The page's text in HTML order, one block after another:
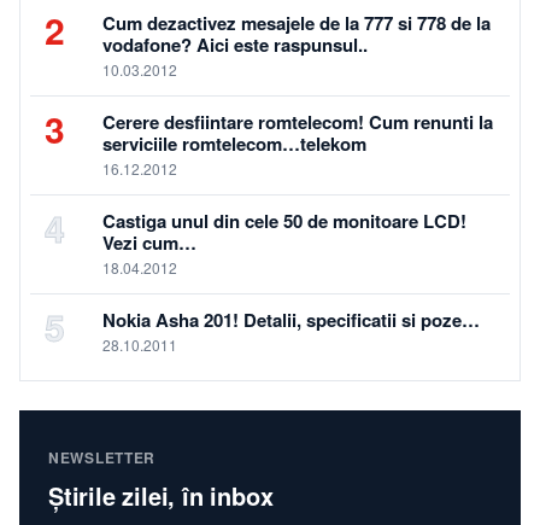
2
Cum dezactivez mesajele de la 777 si 778 de la
vodafone? Aici este raspunsul..
10.03.2012
3
Cerere desfiintare romtelecom! Cum renunti la
serviciile romtelecom…telekom
16.12.2012
4
Castiga unul din cele 50 de monitoare LCD!
Vezi cum…
18.04.2012
5 Nokia Asha 201! Detalii, specificatii si poze…
28.10.2011
NEWSLETTER
Știrile zilei, în inbox